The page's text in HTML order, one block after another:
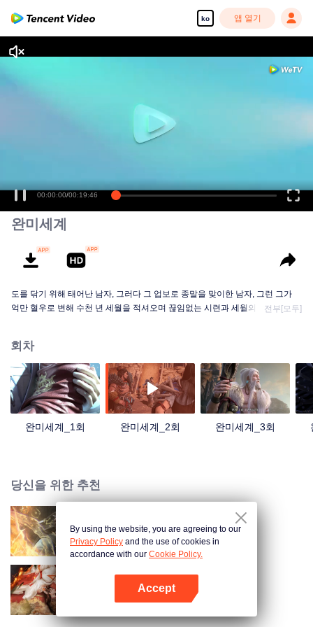
ko 앱 열기
00:00:00/00:19:46
완미세계
도를 닦기 위해 태어난 남자, 그러다 그 업보로 종말을 맞이한 남자, 그런 그가
억만 혈우로 변해 수천 년 세월을 적셔오며 끊임없는 시련과 세월의 세례를 받
전부[모두]
회차
완미세계_1회 완미세계_2회 완미세계_3회
당신을 위한 추천
장생계
옥노교
By using the website, you are agreeing to our
Privacy Policy and the use of cookies in
accordance with our Cookie Policy.
Accept